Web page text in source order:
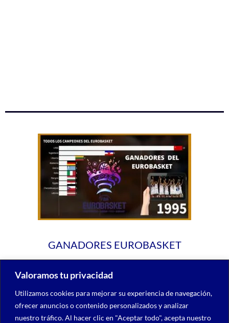
Valoramos tu privacidad
Utilizamos cookies para mejorar su experiencia de navegación,
ofrecer anuncios o contenido personalizados y analizar
nuestro tráfico. Al hacer clic en "Aceptar todo", acepta nuestro
GANADORES EUROBASKET